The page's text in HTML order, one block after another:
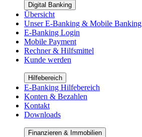
Digital Banking
Übersicht
Unser E-Banking & Mobile Banking
E-Banking Login
Mobile Payment
Rechner & Hilfsmittel
Kunde werden
Hilfebereich
E-Banking Hilfebereich
Konten & Bezahlen
Kontakt
Downloads
Finanzieren & Immobilien